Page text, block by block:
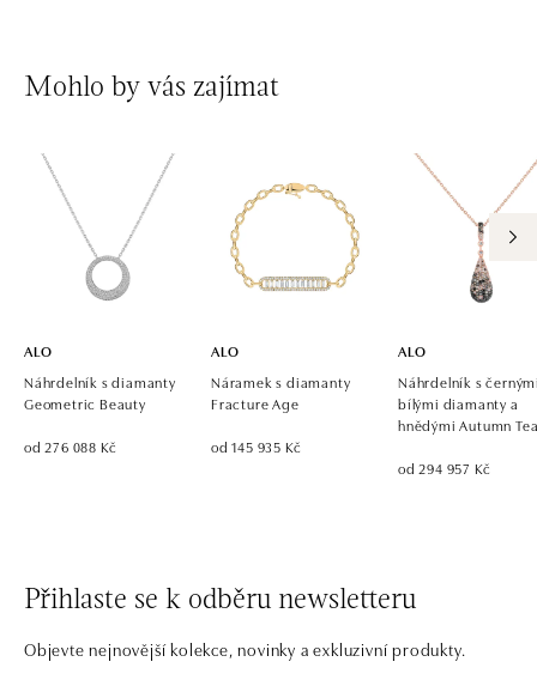
Mohlo by vás zajímat
ALO
Náhrdelník s diamanty
Geometric Beauty
od 276 088 Kč
ALO
Náramek s diamanty
Fracture Age
od 145 935 Kč
ALO
Náhrdelník s
bílými diamanty a
hnědými Autumn
od 294 957 Kč
Přihlaste se k odběru newsletteru
Objevte nejnovější kolekce, novinky a exkluzivní produkty.